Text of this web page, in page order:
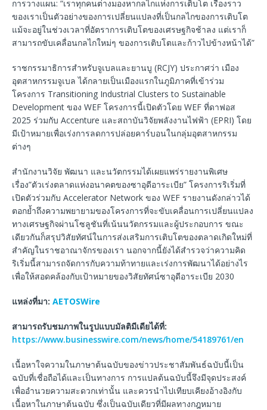
การวางแผน: “เราทุกคนต่างมองหากลไกแห่งการเติบโต เรื่องราว
ของเราเป็นตัวอย่างของการเปลี่ยนแปลงที่เป็นกลไกของการเติบโต
แม้จะอยู่ในช่วงเวลาที่อัตราการเติบโตของเศรษฐกิจช้าลง แต่เราก็
สามารถขับเคลื่อนกลไกใหม่ๆ ของการเติบโตและก้าวไปข้างหน้าได้”
ราชกรรมาธิการสำหรับจูเบลและยานบู (RCJY) ประกาศว่า เมือง
อุตสาหกรรมจูเบล ได้กลายเป็นเมืองแรกในภูมิภาคที่เข้าร่วม
โครงการ Transitioning Industrial Clusters to Sustainable
Development ของ WEF โครงการนี้เปิดตัวโดย WEF ที่ดาฟอส
2025 ร่วมกับ Accenture และสถาบันวิจัยพลังงานไฟฟ้า (EPRI) โดย
มีเป้าหมายเพื่อเร่งการลดการปล่อยคาร์บอนในกลุ่มอุตสาหกรรม
ต่างๆ
สำนักงานวิจัย พัฒนา และนวัตกรรมได้เผยแพร่รายงานพิเศษ
เรื่อง”ตัวเร่งตลาดแห่งอนาคตของซาอุดีอาระเบีย” โครงการริเริ่มที่
เปิดตัวร่วมกับ Accelerator Network ของ WEF รายงานดังกล่าวได้
ตอกย้ำถึงความพยายามของโครงการที่จะขับเคลื่อนการเปลี่ยนแปลง
ทางเศรษฐกิจผ่านโซลูชันที่เน้นนวัตกรรมและผู้ประกอบการ ขณะ
เดียวกันก็สรุปวิสัยทัศน์ในการส่งเสริมการเติบโตของตลาดเกิดใหม่ที่
สำคัญในราชอาณาจักรของเรา นอกจากนี้ยังได้สำรวจว่าความคิด
ริเริ่มนี้สามารถจัดการกับความท้าทายและเร่งการพัฒนาได้อย่างไร
เพื่อให้สอดคล้องกับเป้าหมายของวิสัยทัศน์ซาอุดีอาระเบีย 2030
แหล่งที่มา: AETOSWire
สามารถรับชมภาพในรูปแบบมัลติมีเดียได้ที่:
https://www.businesswire.com/news/home/54189761/en
เนื้อหาใจความในภาษาต้นฉบับของข่าวประชาสัมพันธ์ฉบับนี้เป็น
ฉบับที่เชื่อถือได้และเป็นทางการ การแปลต้นฉบับนี้จึงมีจุดประสงค์
เพื่ออำนวยความสะดวกเท่านั้น และควรนำไปเทียบเคียงอ้างอิงกับ
เนื้อหาในภาษาต้นฉบับ ซึ่งเป็นฉบับเดียวที่มีผลทางกฎหมาย